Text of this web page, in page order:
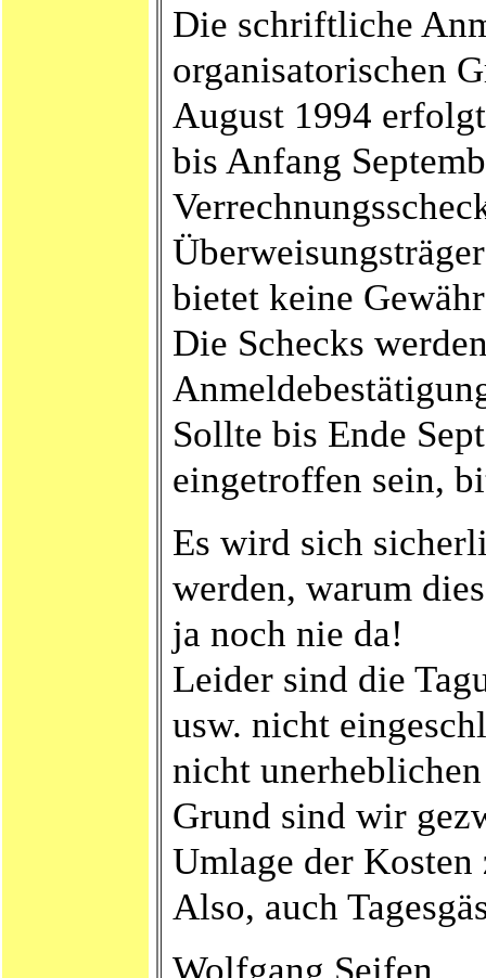
Die schriftliche
organisatorischen
August 1994
bis Anfang
bietet keine
Die Schecks
Sollte bis Ende
eingetroffen sein,
Es wird sich
werden, warum
ja noch nie da!
Leider sind die
usw. nicht
nicht
Grund sind wir
Umlage der Kosten
Also, auch
Wolfgang Seifen